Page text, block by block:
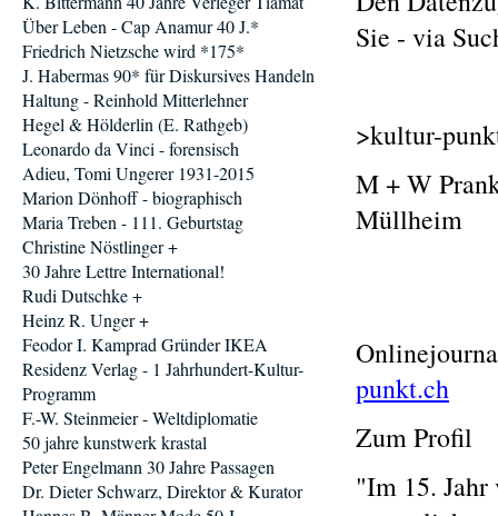
Sie - via
>kultur-
M + W
punkt.ch
Zum Profil
"Im 15.
Über Leben - Cap Anamur 40 J.*
Friedrich Nietzsche wird *175*
J. Habermas 90* für Diskursives Handeln
Haltung - Reinhold Mitterlehner
Hegel & Hölderlin (E. Rathgeb)
Leonardo da Vinci - forensisch
Adieu, Tomi Ungerer 1931-2015
Marion Dönhoff - biographisch
Maria Treben - 111. Geburtstag
Christine Nöstlinger +
30 Jahre Lettre International!
Rudi Dutschke +
Heinz R. Unger +
Feodor I. Kamprad Gründer IKEA
Residenz Verlag - 1 Jahrhundert-Kultur-
Programm
F.-W. Steinmeier - Weltdiplomatie
50 jahre kunstwerk krastal
Peter Engelmann 30 Jahre Passagen
Dr. Dieter Schwarz, Direktor & Kurator